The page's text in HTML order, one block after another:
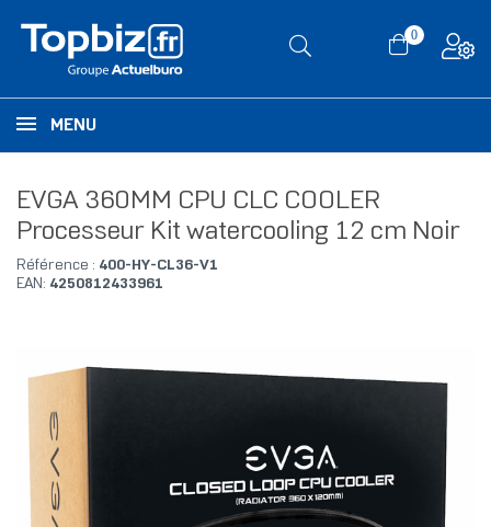
0
MENU
EVGA 360MM CPU CLC COOLER
Processeur Kit watercooling 12 cm Noir
Référence : 400-HY-CL36-V1
EAN: 4250812433961